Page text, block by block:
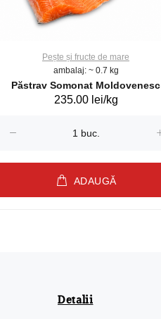
Pește și fructe de mare
ambalaj: ~ 0.7 kg
Păstrav Somonat Moldovenesc
235.00 lei/kg
ADAUGĂ
Detalii